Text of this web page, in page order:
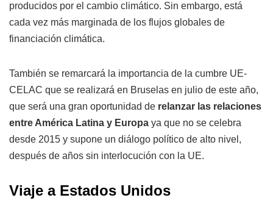
producidos por el cambio climático. Sin embargo, está
cada vez más marginada de los flujos globales de
financiación climática.
También se remarcará la importancia de la cumbre UE-
CELAC que se realizará en Bruselas en julio de este año,
que será una gran oportunidad de relanzar las relaciones
entre América Latina y Europa ya que no se celebra
desde 2015 y supone un diálogo político de alto nivel,
después de años sin interlocución con la UE.
Viaje a Estados Unidos